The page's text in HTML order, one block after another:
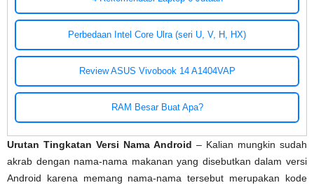
Perbedaan Intel Core Ulra (seri U, V, H, HX)
Review ASUS Vivobook 14 A1404VAP
RAM Besar Buat Apa?
Urutan Tingkatan Versi Nama Android – Kalian mungkin sudah
akrab dengan nama-nama makanan yang disebutkan dalam versi
Android karena memang nama-nama tersebut merupakan kode